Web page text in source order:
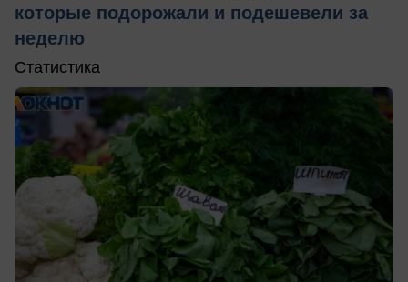
которые подорожали и подешевели за
неделю
Статистика